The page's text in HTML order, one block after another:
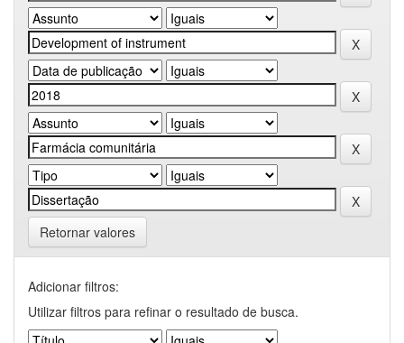
Retornar valores
Adicionar filtros:
Utilizar filtros para refinar o resultado de busca.